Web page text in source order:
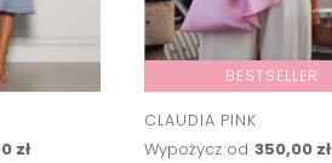
zł
BESTSELLER
CLAUDIA PINK
Wypożycz od 350,00 zł